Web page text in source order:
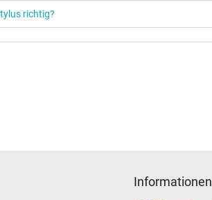
richtig?
Informationen